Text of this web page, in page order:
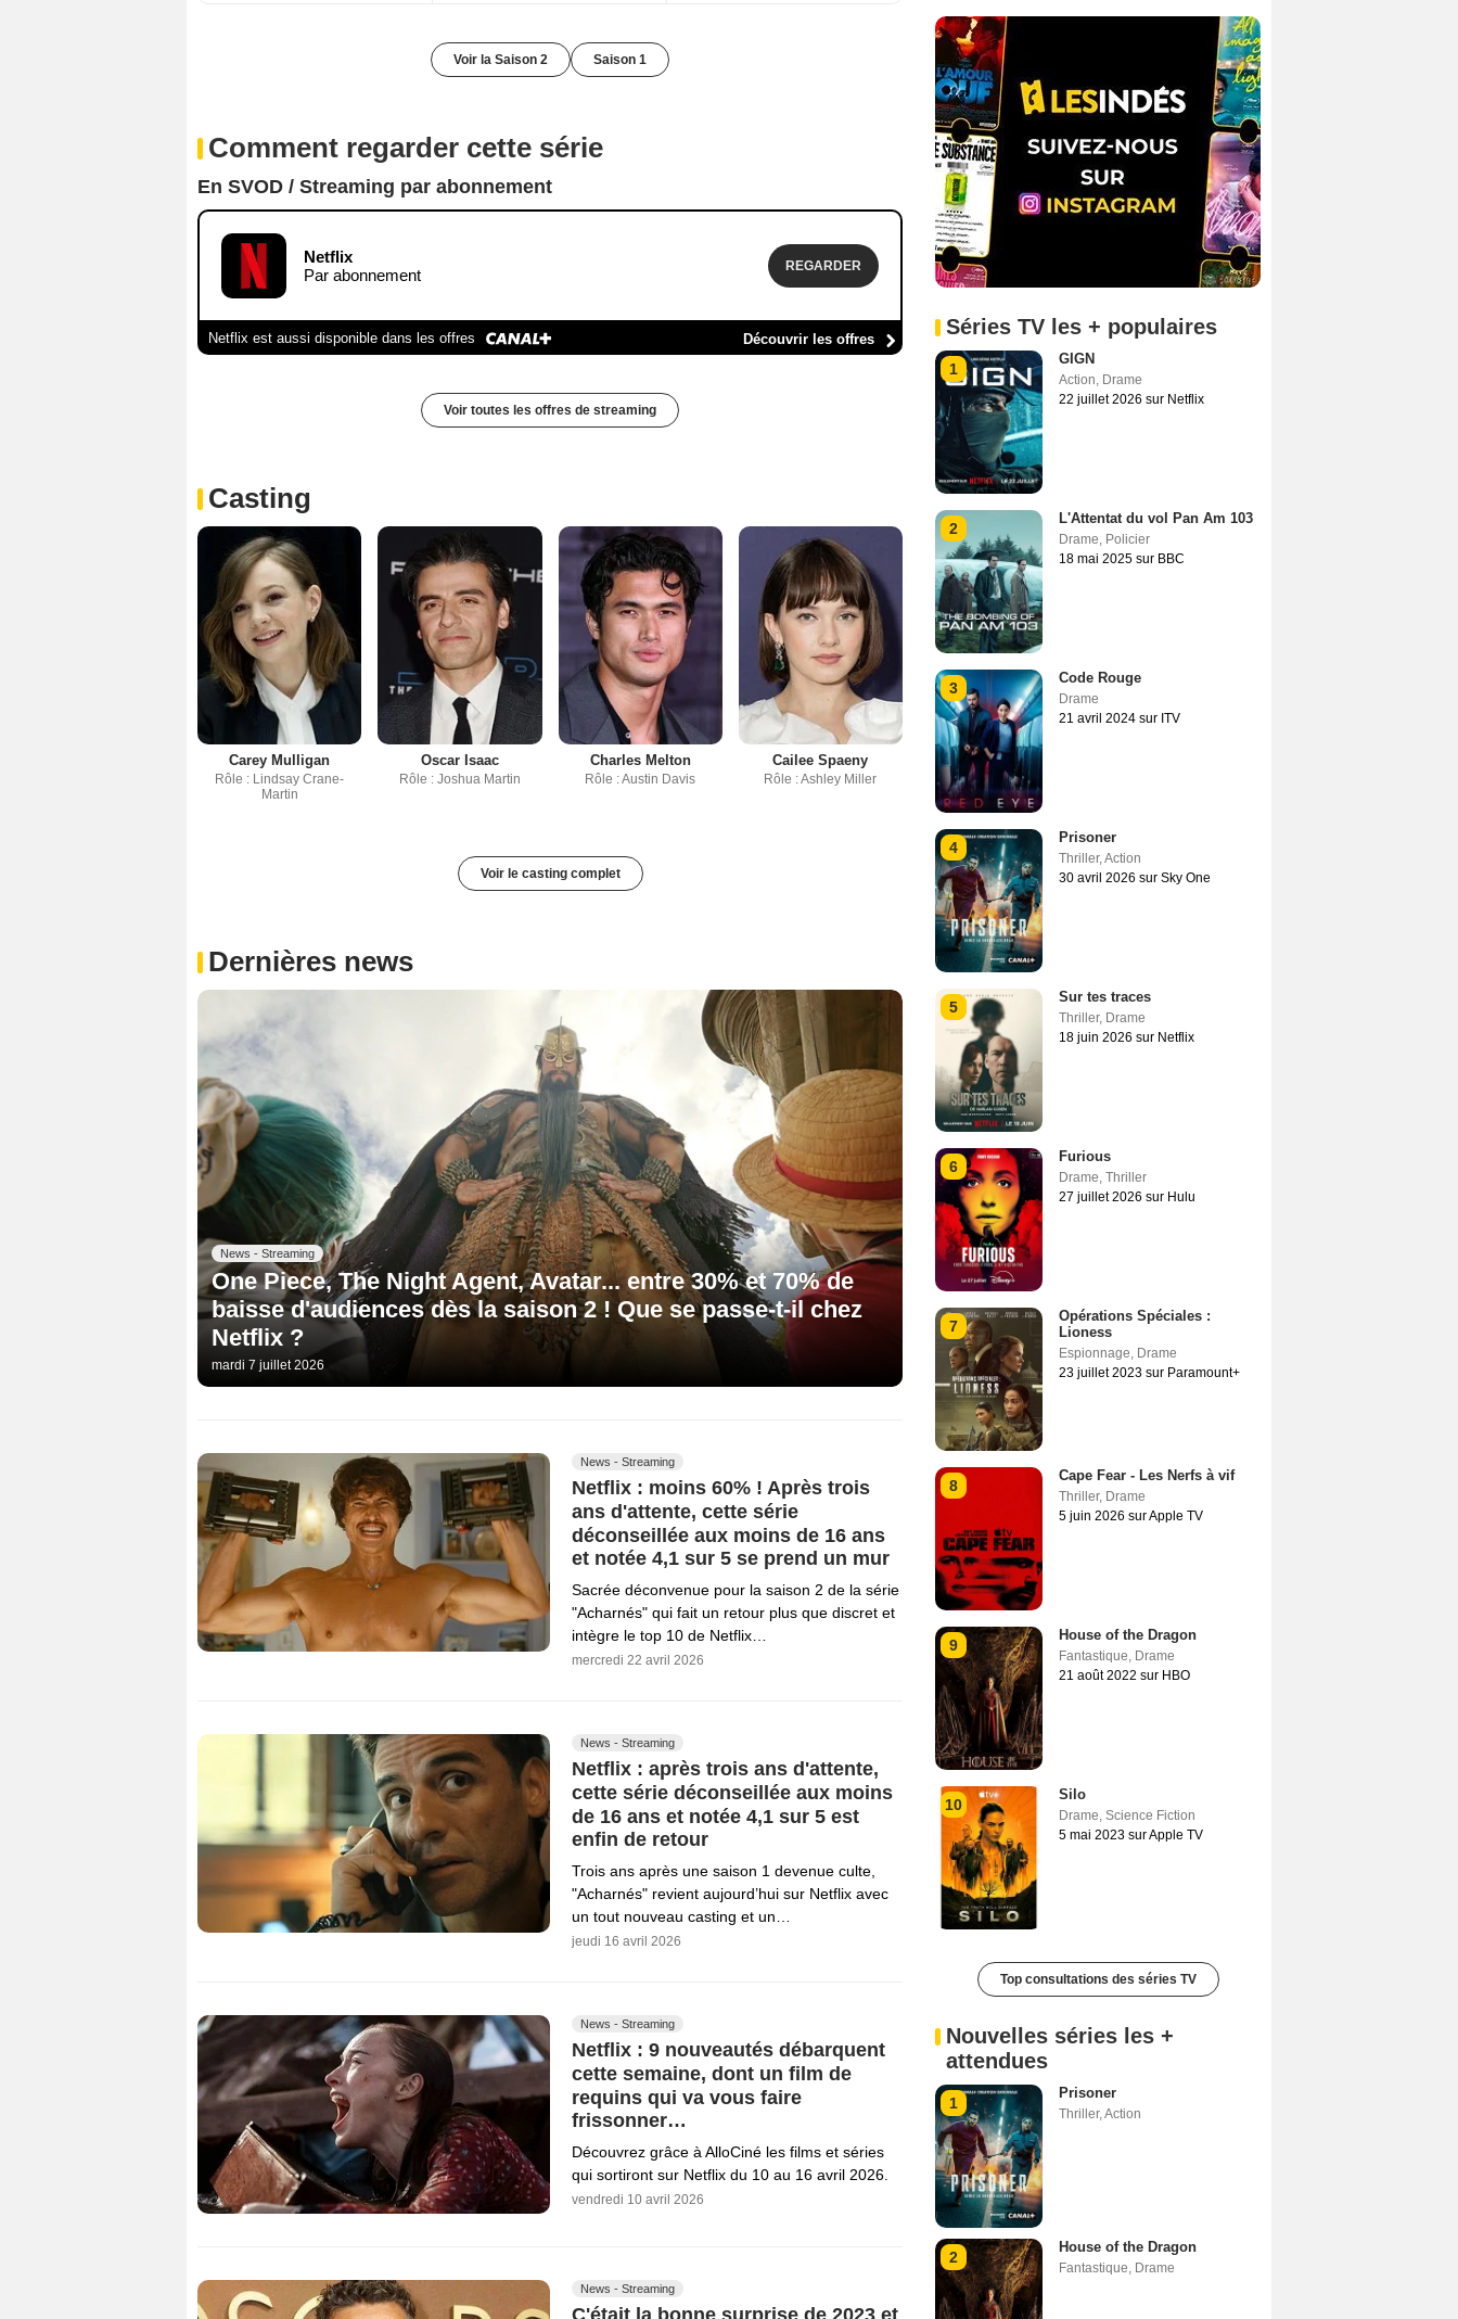
Voir la Saison 2 Saison 1
Comment regarder cette série
En SVOD / Streaming par abonnement
Netflix
Par abonnement
REGARDER
Netflix est aussi disponible dans les offres Découvrir les offres
Voir toutes les offres de streaming
Casting
Carey Mulligan
Rôle : Lindsay Crane-
Martin
Oscar Isaac
Rôle : Joshua Martin
Charles Melton
Rôle : Austin Davis
Cailee Spaeny
Rôle : Ashley Miller
Voir le casting complet
Dernières news
News - Streaming
One Piece, The Night Agent, Avatar... entre 30% et 70% de
baisse d'audiences dès la saison 2 ! Que se passe-t-il chez
Netflix ?
mardi 7 juillet 2026
News - Streaming
Netflix : moins 60% ! Après trois
ans d'attente, cette série
déconseillée aux moins de 16 ans
et notée 4,1 sur 5 se prend un mur
Sacrée déconvenue pour la saison 2 de la série
"Acharnés" qui fait un retour plus que discret et
intègre le top 10 de Netflix…
mercredi 22 avril 2026
News - Streaming
Netflix : après trois ans d'attente,
cette série déconseillée aux moins
de 16 ans et notée 4,1 sur 5 est
enfin de retour
Trois ans après une saison 1 devenue culte,
"Acharnés" revient aujourd’hui sur Netflix avec
un tout nouveau casting et un…
jeudi 16 avril 2026
News - Streaming
Netflix : 9 nouveautés débarquent
cette semaine, dont un film de
requins qui va vous faire
frissonner…
Découvrez grâce à AlloCiné les films et séries
qui sortiront sur Netflix du 10 au 16 avril 2026.
vendredi 10 avril 2026
News - Streaming
C'était la bonne surprise de 2023 et
Séries TV les + populaires
1
GIGN
Action, Drame
22 juillet 2026 sur Netflix
2
L'Attentat du vol Pan Am 103
Drame, Policier
18 mai 2025 sur BBC
3
Code Rouge
Drame
21 avril 2024 sur ITV
4
Prisoner
Thriller,Action
30 avril 2026 sur Sky One
5
Sur tes traces
Thriller, Drame
18 juin 2026 sur Netflix
6
Furious
Drame, Thriller
27 juillet 2026 sur Hulu
7
Opérations Spéciales :
Lioness
Espionnage, Drame
23 juillet 2023 sur Paramount+
8
Cape Fear - Les Nerfs à vif
Thriller, Drame
5 juin 2026 sur Apple TV
9
House of the Dragon
Fantastique, Drame
21 août 2022 sur HBO
10
Silo
Drame, Science Fiction
5 mai 2023 sur Apple TV
Top consultations des séries TV
Nouvelles séries les +
attendues
1
Prisoner
Thriller,Action
2
House of the Dragon
Fantastique, Drame